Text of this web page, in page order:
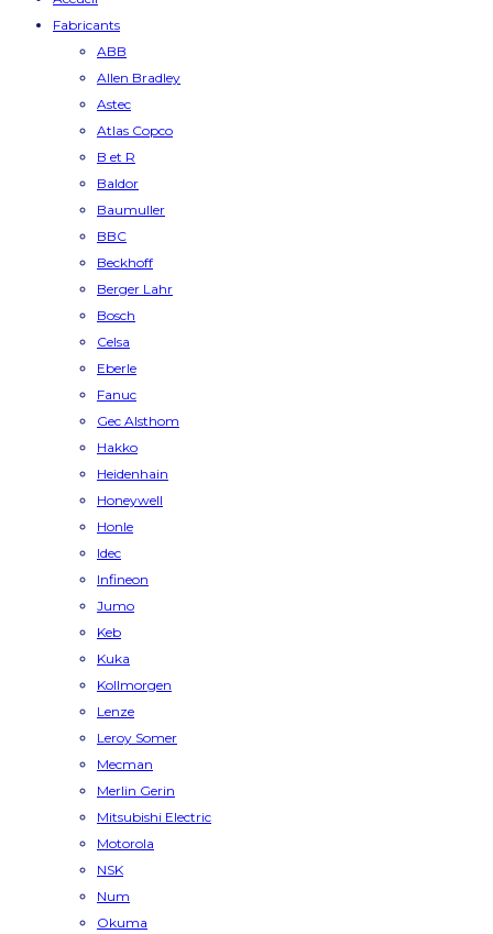
Fabricants
ABB
Allen Bradley
Astec
Atlas Copco
B et R
Baldor
Baumuller
BBC
Beckhoff
Berger Lahr
Bosch
Celsa
Eberle
Fanuc
Gec Alsthom
Hakko
Heidenhain
Honeywell
Honle
Idec
Infineon
Jumo
Keb
Kuka
Kollmorgen
Lenze
Leroy Somer
Mecman
Merlin Gerin
Mitsubishi Electric
Motorola
NSK
Num
Okuma